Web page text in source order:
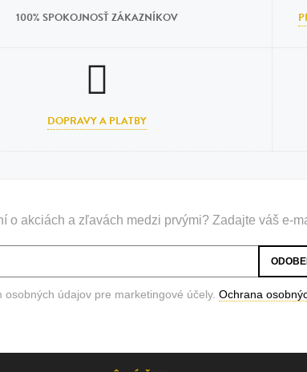
100% SPOKOJNOSŤ ZÁKAZNÍKOV
DOPRAVY A PLATBY
o akciách a zľavách medzi prvými? Zadajte váš e-
údajov pre marketingové účely. Ochrana